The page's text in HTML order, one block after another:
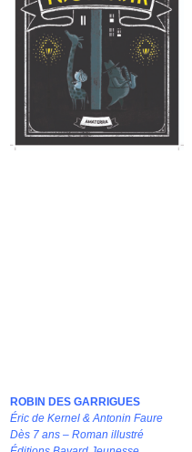
ROBIN DES GARRIGUES
Éric de Kernel & Antonin Faure
Dès 7 ans – Roman illustré